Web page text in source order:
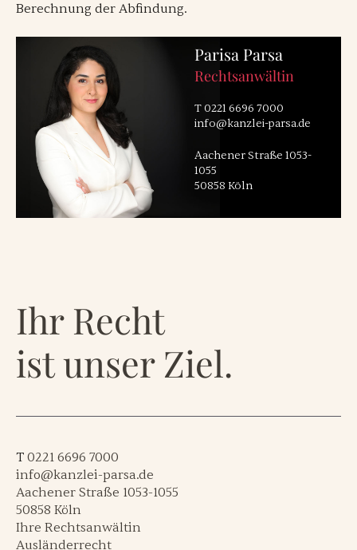
Berechnung der Abfindung.
Parisa Parsa
Rechtsanwältin
T0221 6696 7000
info@kanzlei-parsa.de
Aachener Straße 1053-
1055
50858 Köln
Ihr Recht
ist unser Ziel.
T 0221 6696 7000
info@kanzlei-parsa.de
Aachener Straße 1053-1055
50858 Köln
Ihre Rechtsanwältin
Ausländerrecht